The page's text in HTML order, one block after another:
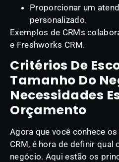
Proporcionar um
personalizado.
Exemplos de CRMs
e Freshworks CRM.
Critérios De
Tamanho Do
Necessidades
Orçamento
Agora que você conhece
CRM, é hora de definir qual
negócio. Aqui estão os